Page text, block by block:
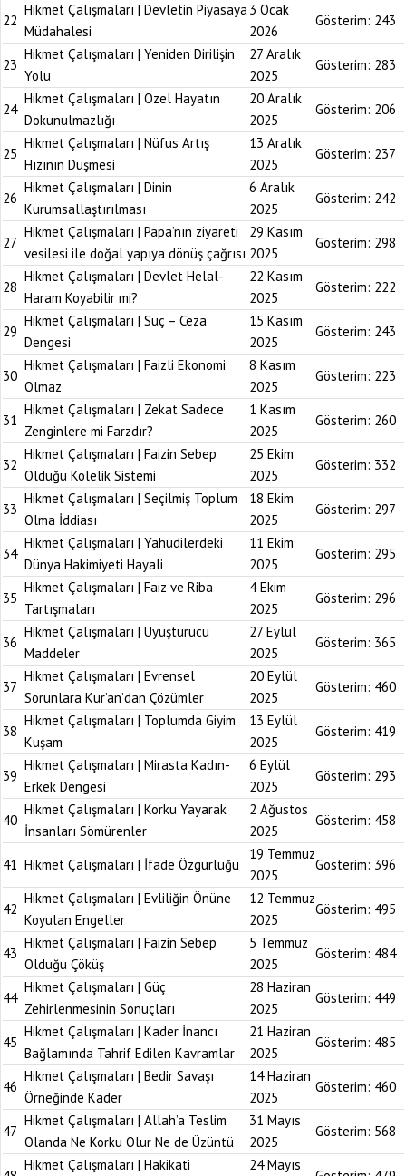
22
Hikmet Çalışmaları | Devletin Piyasaya
Müdahalesi
3 Ocak
2026
Gösterim: 243
23
Hikmet Çalışmaları | Yeniden Dirilişin
Yolu
27 Aralık
2025
Gösterim: 283
24
Hikmet Çalışmaları | Özel Hayatın
Dokunulmazlığı
20 Aralık
2025
Gösterim: 206
25
Hikmet Çalışmaları | Nüfus Artış
Hızının Düşmesi
13 Aralık
2025
Gösterim: 237
26
Hikmet Çalışmaları | Dinin
Kurumsallaştırılması
6 Aralık
2025
Gösterim: 242
27
Hikmet Çalışmaları | Papa’nın ziyareti
vesilesi ile doğal yapıya dönüş çağrısı
29 Kasım
2025
Gösterim: 298
28
Hikmet Çalışmaları | Devlet Helal-
Haram Koyabilir mi?
22 Kasım
2025
Gösterim: 222
29
Hikmet Çalışmaları | Suç – Ceza
Dengesi
15 Kasım
2025
Gösterim: 243
30
Hikmet Çalışmaları | Faizli Ekonomi
Olmaz
8 Kasım
2025
Gösterim: 223
31
Hikmet Çalışmaları | Zekat Sadece
Zenginlere mi Farzdır?
1 Kasım
2025
Gösterim: 260
32
Hikmet Çalışmaları | Faizin Sebep
Olduğu Kölelik Sistemi
25 Ekim
2025
Gösterim: 332
33
Hikmet Çalışmaları | Seçilmiş Toplum
Olma İddiası
18 Ekim
2025
Gösterim: 297
34
Hikmet Çalışmaları | Yahudilerdeki
Dünya Hakimiyeti Hayali
11 Ekim
2025
Gösterim: 295
35
Hikmet Çalışmaları | Faiz ve Riba
Tartışmaları
4 Ekim
2025
Gösterim: 296
36
Hikmet Çalışmaları | Uyuşturucu
Maddeler
27 Eylül
2025
Gösterim: 365
37
Hikmet Çalışmaları | Evrensel
Sorunlara Kur’an’dan Çözümler
20 Eylül
2025
Gösterim: 460
38
Hikmet Çalışmaları | Toplumda Giyim
Kuşam
13 Eylül
2025
Gösterim: 419
39
Hikmet Çalışmaları | Mirasta Kadın-
Erkek Dengesi
6 Eylül
2025
Gösterim: 293
40
Hikmet Çalışmaları | Korku Yayarak
İnsanları Sömürenler
2 Ağustos
2025
Gösterim: 458
41 Hikmet Çalışmaları | İfade Özgürlüğü
19 Temmuz
2025
Gösterim: 396
42
Hikmet Çalışmaları | Evliliğin Önüne
Koyulan Engeller
12 Temmuz
2025
Gösterim: 495
43
Hikmet Çalışmaları | Faizin Sebep
Olduğu Çöküş
5 Temmuz
2025
Gösterim: 484
44
Hikmet Çalışmaları | Güç
Zehirlenmesinin Sonuçları
28 Haziran
2025
Gösterim: 449
45
Hikmet Çalışmaları | Kader İnancı
Bağlamında Tahrif Edilen Kavramlar
21 Haziran
2025
Gösterim: 485
46
Hikmet Çalışmaları | Bedir Savaşı
Örneğinde Kader
14 Haziran
2025
Gösterim: 460
47
Hikmet Çalışmaları | Allah’a Teslim
Olanda Ne Korku Olur Ne de Üzüntü
31 Mayıs
2025
Gösterim: 568
Hikmet Çalışmaları | Hakikati 24 Mayıs